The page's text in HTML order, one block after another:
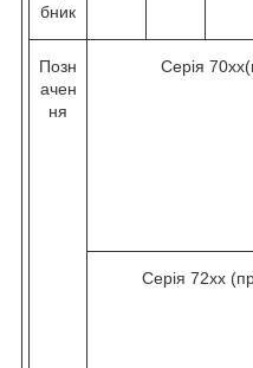
бник
Позн
ачен
ня
Серія
Серія 72хх